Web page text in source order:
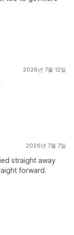
2026년 7월 12일
2026년 7월 7일
straight away
forward.